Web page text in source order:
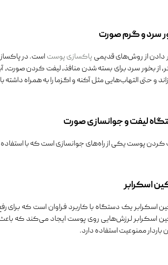
سرد و گرم صورت
دادن از روش‌های قدیمی پاکسازی پوستاست. در
از بخور سرد برای بسته شدن منافذ، لیفت کردن صورت،
و حتی التهاب‌هایی مثل آکنه و اگزما را به همراه
لیفت و جوانسازی صورت
کردن پوست یکی از راه‌های جوانسازی است که با
اسکرابر
اسکرابر یک دستگاه با کاربرد فراوان است که
اسکرابر لرزش‌هایی روی پوست ایجاد می‌کند که
باردار ممنوعیت استفاده دارد.